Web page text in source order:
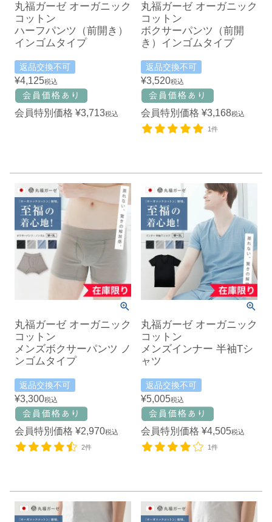
丸福ガーゼ オーガニック
コットン
ハーフパンツ（前開き）
インゴムタイプ
返品交換不可
¥4,125税込
会員特別価格 ¥3,713税込
丸福ガーゼ オーガニック
コットン
ボクサーパンツ（前開
き）インゴムタイプ
返品交換不可
¥3,520税込
会員特別価格 ¥3,168税込
1件
丸福ガーゼ オーガニック
コットン
メンズボクサーパンツ ノ
ンゴムタイプ
返品交換不可
¥3,300税込
会員特別価格 ¥2,970税込
2件
丸福ガーゼ オーガニック
コットン
メンズインナー 半袖Tシ
ャツ
返品交換不可
¥5,005税込
会員特別価格 ¥4,505税込
1件